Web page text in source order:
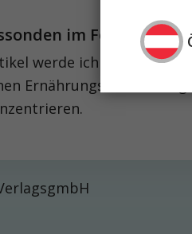
im Fokus
werde ich versuchen,
Ernährungssonden zu